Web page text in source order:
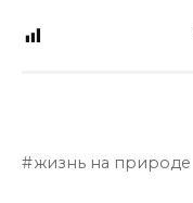
жизнь на природе